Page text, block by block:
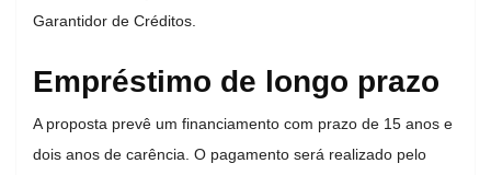
Garantidor de Créditos.
Empréstimo de longo prazo
A proposta prevê um financiamento com prazo de 15 anos e
dois anos de carência. O pagamento será realizado pelo